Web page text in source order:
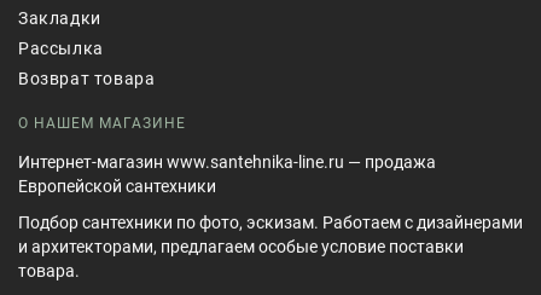
Закладки
Рассылка
Возврат товара
О НАШЕМ МАГАЗИНЕ
Интернет-магазин www.santehnika-line.ru — продажа
Европейской сантехники
Подбор сантехники по фото, эскизам. Работаем с дизайнерами
и архитекторами, предлагаем особые условие поставки
товара.